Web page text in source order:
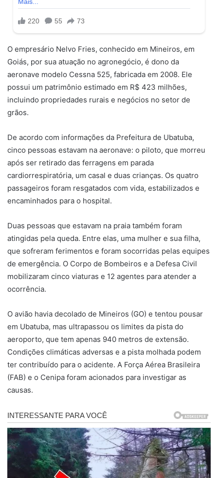
O empresário Nelvo Fries, conhecido em Mineiros, em
Goiás, por sua atuação no agronegócio, é dono da
aeronave modelo Cessna 525, fabricada em 2008. Ele
possui um patrimônio estimado em R$ 423 milhões,
incluindo propriedades rurais e negócios no setor de
grãos.
De acordo com informações da Prefeitura de Ubatuba,
cinco pessoas estavam na aeronave: o piloto, que morreu
após ser retirado das ferragens em parada
cardiorrespiratória, um casal e duas crianças. Os quatro
passageiros foram resgatados com vida, estabilizados e
encaminhados para o hospital.
Duas pessoas que estavam na praia também foram
atingidas pela queda. Entre elas, uma mulher e sua filha,
que sofreram ferimentos e foram socorridas pelas equipes
de emergência. O Corpo de Bombeiros e a Defesa Civil
mobilizaram cinco viaturas e 12 agentes para atender a
ocorrência.
O avião havia decolado de Mineiros (GO) e tentou pousar
em Ubatuba, mas ultrapassou os limites da pista do
aeroporto, que tem apenas 940 metros de extensão.
Condições climáticas adversas e a pista molhada podem
ter contribuído para o acidente. A Força Aérea Brasileira
(FAB) e o Cenipa foram acionados para investigar as
causas.